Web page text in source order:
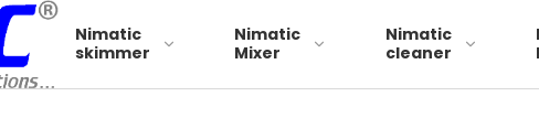
Nimatic
skimmer
Nimatic
Mixer
Nimatic
cleaner